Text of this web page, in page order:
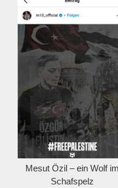
Mesut Özil – ein Wolf im
Schafspelz